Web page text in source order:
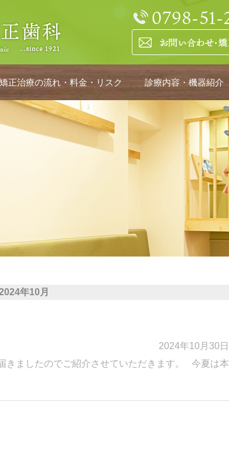
矯正治療の流れ・料金・リスク 診療内容・機器紹介
年10月
2024年10月30日
きましたのでご紹介させていただきます。 今夏は本